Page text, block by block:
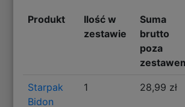
Produkt
Ilość w
zestawie
Suma
brutto
poza
Starpak
Bidon
1 28,99 zł